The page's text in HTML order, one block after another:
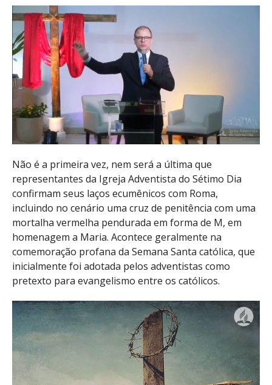
Não é a primeira vez, nem será a última que
representantes da Igreja Adventista do Sétimo Dia
confirmam seus laços ecumênicos com Roma,
incluindo no cenário uma cruz de penitência com uma
mortalha vermelha pendurada em forma de M, em
homenagem a Maria. Acontece geralmente na
comemoração profana da Semana Santa católica, que
inicialmente foi adotada pelos adventistas como
pretexto para evangelismo entre os católicos.